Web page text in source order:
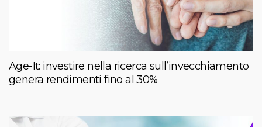
Age-It: investire nella ricerca sull’invecchiamento
genera rendimenti fino al 30%